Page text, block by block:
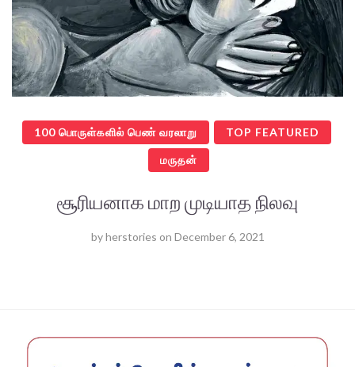
100 பொருள்களில் பெண் வரலாறு TOP FEATURED
மருதன்
சூரியனாக மாற முடியாத நிலவு
byherstories on December 6, 2021